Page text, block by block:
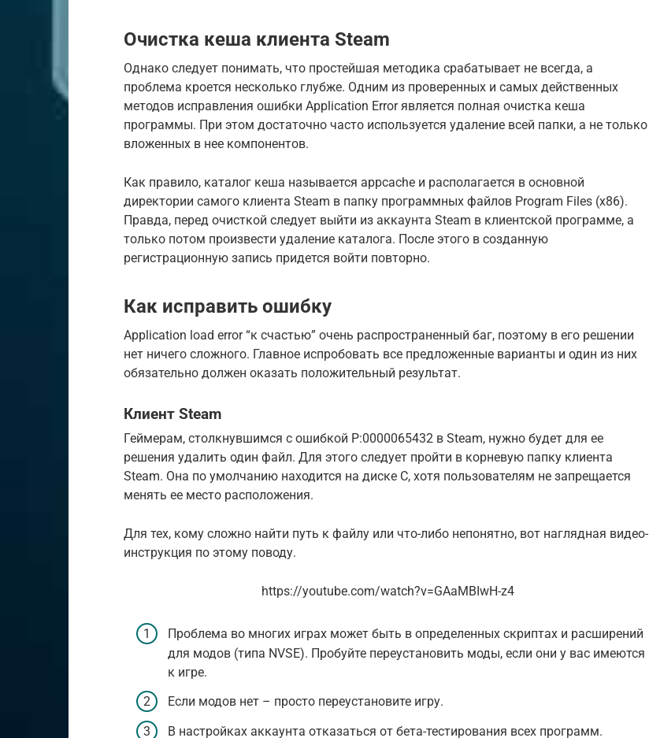
Очистка кеша клиента Steam
Однако следует понимать, что простейшая методика срабатывает не всегда, а
проблема кроется несколько глубже. Одним из проверенных и самых действенных
методов исправления ошибки Application Error является полная очистка кеша
программы. При этом достаточно часто используется удаление всей папки, а не только
вложенных в нее компонентов.
Как правило, каталог кеша называется appcache и располагается в основной
директории самого клиента Steam в папку программных файлов Program Files (х86).
Правда, перед очисткой следует выйти из аккаунта Steam в клиентской программе, а
только потом произвести удаление каталога. После этого в созданную
регистрационную запись придется войти повторно.
Как исправить ошибку
Application load error “к счастью” очень распространенный баг, поэтому в его решении
нет ничего сложного. Главное испробовать все предложенные варианты и один из них
обязательно должен оказать положительный результат.
Клиент Steam
Геймерам, столкнувшимся с ошибкой P:0000065432 в Steam, нужно будет для ее
решения удалить один файл. Для этого следует пройти в корневую папку клиента
Steam. Она по умолчанию находится на диске С, хотя пользователям не запрещается
менять ее место расположения.
Для тех, кому сложно найти путь к файлу или что-либо непонятно, вот наглядная видео-
инструкция по этому поводу.
https://youtube.com/watch?v=GAaMBIwH-z4
Проблема во многих играх может быть в определенных скриптах и расширений
для модов (типа NVSE). Пробуйте переустановить моды, если они у вас имеются
к игре.
Если модов нет – просто переустановите игру.
В настройках аккаунта отказаться от бета-тестирования всех программ.